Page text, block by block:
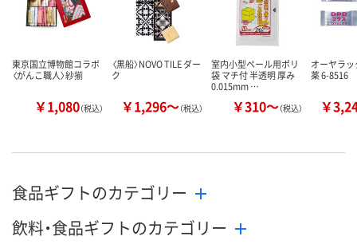
東京国立博物館コラボ
〈がんこ職人〉紗揃
￥1,080（税込）
〈黒船〉NOVO TILE ダー
ク
￥1,296～（税込）
室内小型ペール用ポリ
袋 マチ付 半透明 厚み
0.015mm …
￥310～（税込）
オーヤラ
薬 6-8516
￥
食品ギフトのカテゴリー
飲料・食品ギフトのカテゴリー